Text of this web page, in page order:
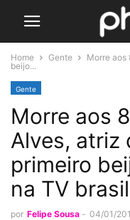
Home Gente
Morre aos
beijo...
Gente
Morre aos
Alves, atriz
primeiro
na TV
por Felipe Sousa - 04/01/